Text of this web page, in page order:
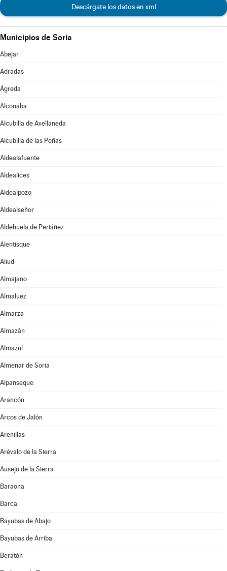
Descárgate los datos en xml
Municipios de Soria
Abejar
Adradas
Ágreda
Alconaba
Alcubilla de Avellaneda
Alcubilla de las Peñas
Aldealafuente
Aldealices
Aldealpozo
Aldealseñor
Aldehuela de Periáñez
Alentisque
Aliud
Almajano
Almaluez
Almarza
Almazán
Almazul
Almenar de Soria
Alpanseque
Arancón
Arcos de Jalón
Arenillas
Arévalo de la Sierra
Ausejo de la Sierra
Baraona
Barca
Bayubas de Abajo
Bayubas de Arriba
Beratón